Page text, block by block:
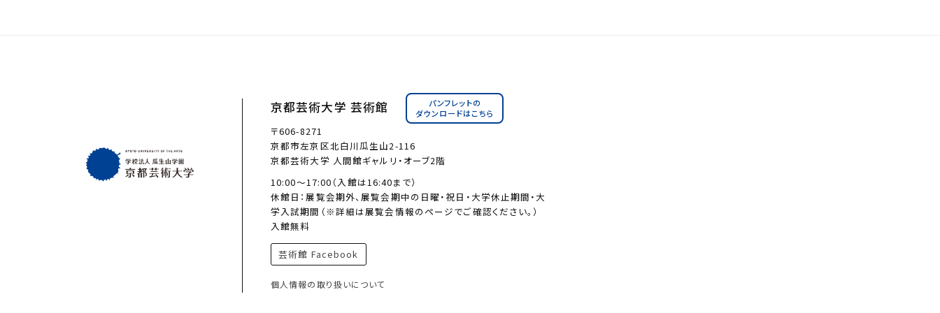
京都芸術大学 芸術館
パンフレットの
ダウンロードはこちら
〒606-8271
京都市左京区北白川瓜生山2-116
京都芸術大学 人間館ギャルリ・オーブ2階
10:00〜17:00（入館は16:40まで）
休館日：展覧会期外、展覧会期中の日曜・祝日・大学休止期間・大
学入試期間（※詳細は展覧会情報のページでご確認ください。）
入館無料
芸術館 Facebook
個人情報の取り扱いについて